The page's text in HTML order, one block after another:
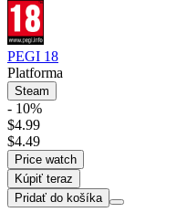
PEGI 18
Platforma
Steam
- 10%
$4.99
$4.49
Price watch
Kúpiť teraz
Pridať do košíka